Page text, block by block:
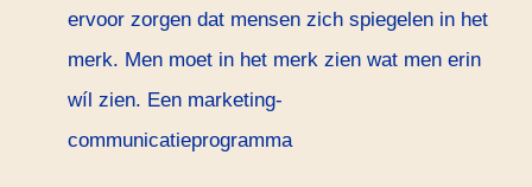
ervoor zorgen dat mensen zich spiegelen in het
merk. Men moet in het merk zien wat men erin
wíl zien. Een marketing-
communicatieprogramma